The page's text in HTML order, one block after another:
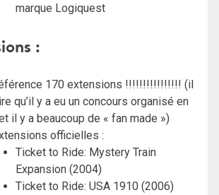
marque Logiquest
:
170 extensions !!!!!!!!!!!!!!!! (il
qu’il y a eu un concours organisé en
il y a beaucoup de « fan made »)
officielles :
Ticket to Ride: Mystery Train
Expansion (2004)
Ticket to Ride: USA 1910 (2006)